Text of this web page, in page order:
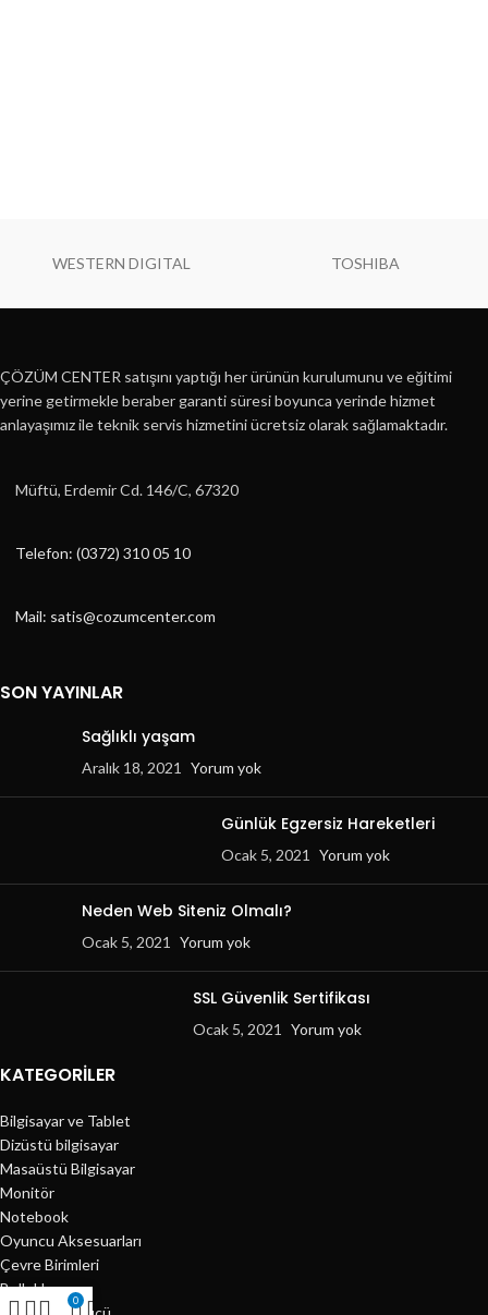
WESTERN DIGITAL TOSHIBA
ÇÖZÜM CENTER satışını yaptığı her ürünün kurulumunu ve eğitimi
yerine getirmekle beraber garanti süresi boyunca yerinde hizmet
anlayaşımız ile teknik servis hizmetini ücretsiz olarak sağlamaktadır.
Müftü, Erdemir Cd. 146/C, 67320
Telefon: (0372) 310 05 10
Mail: satis@cozumcenter.com
SON YAYINLAR
Sağlıklı yaşam
Aralık 18, 2021 Yorum yok
Günlük Egzersiz Hareketleri
Ocak 5, 2021 Yorum yok
Neden Web Siteniz Olmalı?
Ocak 5, 2021 Yorum yok
SSL Güvenlik Sertifikası
Ocak 5, 2021 Yorum yok
KATEGORILER
Bilgisayar ve Tablet
Dizüstü bilgisayar
Masaüstü Bilgisayar
Monitör
Notebook
Oyuncu Aksesuarları
Çevre Birimleri
Bellekler
0